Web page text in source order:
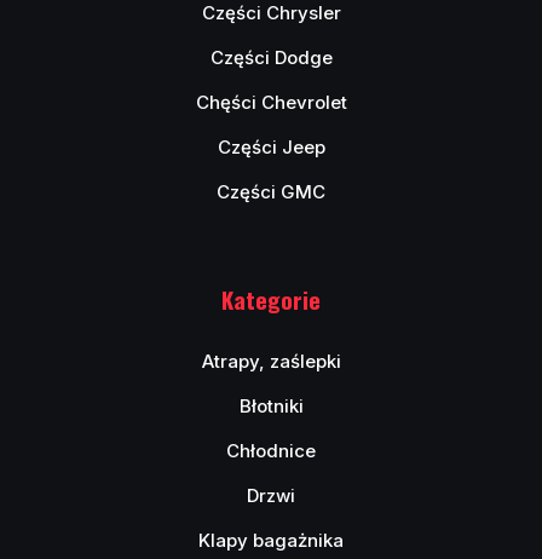
Części Chrysler
Części Dodge
Chęści Chevrolet
Części Jeep
Części GMC
Kategorie
Atrapy, zaślepki
Błotniki
Chłodnice
Drzwi
Klapy bagażnika